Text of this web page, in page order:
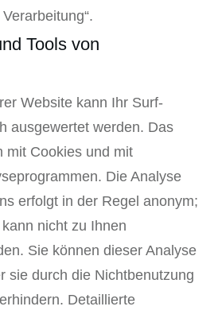
Tools von
Website kann Ihr Surf-
ausgewertet werden. Das
mit Cookies und mit
Die Analyse
erfolgt in der Regel anonym;
nicht zu Ihnen
Sie können dieser Analyse
sie durch die Nichtbenutzung
Detaillierte